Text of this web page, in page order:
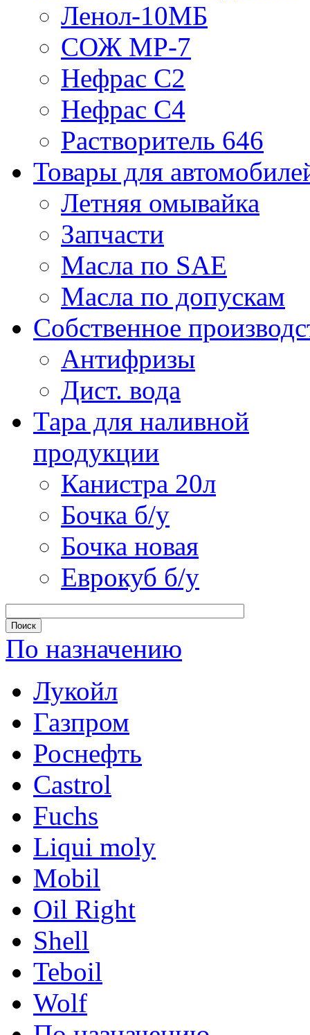
Ленол-10МБ
СОЖ МР-7
Нефрас С2
Нефрас С4
Растворитель 646
Товары для
Летняя омывайка
Запчасти
Масла по SAE
Масла по допускам
Собственное
Антифризы
Дист. вода
Тара для наливной
продукции
Канистра 20л
Бочка б/у
Бочка новая
Еврокуб б/у
По назначению
Лукойл
Газпром
Роснефть
Castrol
Fuchs
Liqui moly
Mobil
Oil Right
Shell
Teboil
Wolf